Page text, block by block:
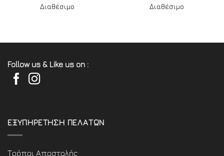
Διαθέσιμο Διαθέσιμο
Follow us & Like us on :
ΕΞΥΠΗΡΕΤΗΣΗ ΠΕΛΑΤΩΝ
Τρόποι Αποστολής